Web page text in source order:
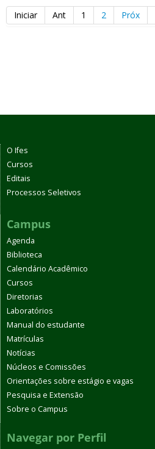
Iniciar
Ant 1 2 Próx
O Ifes
Cursos
Editais
Processos Seletivos
Campus
Agenda
Biblioteca
Calendário Acadêmico
Cursos
Diretorias
Laboratórios
Manual do estudante
Matrículas
Notícias
Núcleos e Comissões
Orientações sobre estágio e vagas
Pesquisa e Extensão
Sobre o Campus
Navegar por Perfil